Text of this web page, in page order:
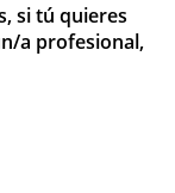
si tú quieres
a profesional,